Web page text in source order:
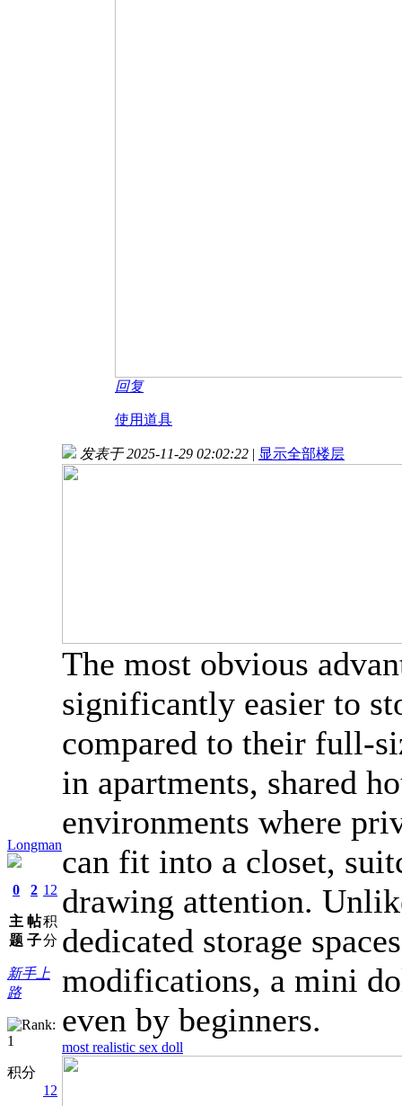
回复
使用道具
Longman
0
主
题
2
帖
子
12
积
分
新手上
路
积分
12
发表于 2025-11-29 02:02:22 | 显示全部楼层
The most obvious
significantly easier to
compared to their full-
in apartments, shared
environments where
can fit into a closet,
drawing attention.
dedicated storage
modifications, a mini
even by beginners.
most realistic sex doll